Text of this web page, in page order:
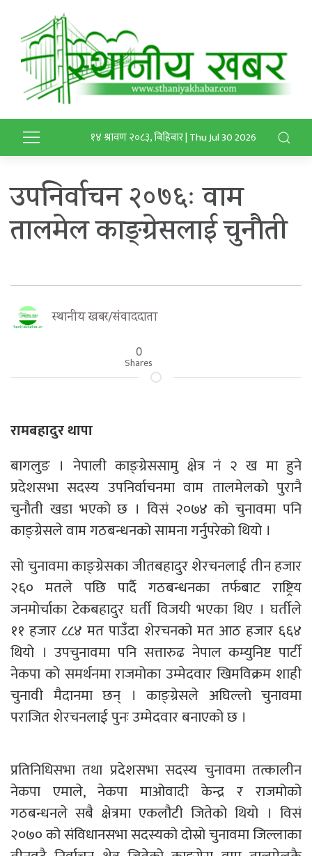
१४ श्रावण २०८३, बिहिबार | Thu Jul 30 2026
उपनिर्वाचन २०७६ः वाम
तालमेल काङ्ग्रेसलाई चुनौती
स्थानीय खबर/संवाददाता
0
Shares
रामबहादुर थापा
बागलुङ । नेपाली काङ्ग्रेससामु क्षेत्र नं २ ख मा हुने
प्रदेशसभा सदस्य उपनिर्वाचनमा वाम तालमेलको पुरानै
चुनौती खडा भएको छ । विसं २०७४ को चुनावमा पनि
काङ्ग्रेसले वाम गठबन्धनको सामना गर्नुपरेको थियो ।
सो चुनावमा काङ्ग्रेसका जीतबहादुर शेरचनलाई तीन हजार
२६० मतले पछि पार्दै गठबन्धनका तर्फबाट राष्ट्रिय
जनमोर्चाका टेकबहादुर घर्ती विजयी भएका थिए । घर्तीले
११ हजार ८८४ मत पाउँदा शेरचनको मत आठ हजार ६६४
थियो । उपचुनावमा पनि सत्तारुढ नेपाल कम्युनिष्ट पार्टी
नेकपा को समर्थनमा राजमोका उम्मेदवार खिमविक्रम शाही
चुनावी मैदानमा छन् । काङ्ग्रेसले अघिल्लो चुनावमा
पराजित शेरचनलाई पुनः उम्मेदवार बनाएको छ ।
प्रतिनिधिसभा तथा प्रदेशसभा सदस्य चुनावमा तत्कालीन
नेकपा एमाले, नेकपा माओवादी केन्द्र र राजमोको
गठबन्धनले सबै क्षेत्रमा एकलौटी जितेको थियो । विसं
२०७० को संविधानसभा सदस्यको दोस्रो चुनावमा जिल्लाका